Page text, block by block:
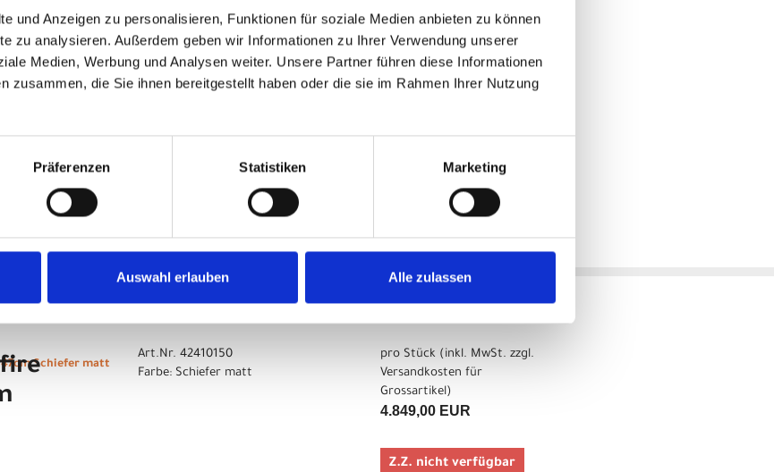
und Anzeigen zu personalisieren, Funktionen für soziale Medien anbieten zu können
zu analysieren. Außerdem geben wir Informationen zu Ihrer Verwendung unserer
Medien, Werbung und Analysen weiter. Unsere Partner führen diese Informationen
zusammen, die Sie ihnen bereitgestellt haben oder die sie im Rahmen Ihrer Nutzung
Präferenzen Statistiken Marketing
Auswahl erlauben Alle zulassen
Remote
* 4 Ampere
47cm Schiefer matt
Art.Nr. 42410150
Farbe: Schiefer matt
pro Stück (inkl. MwSt. zzgl.
Versandkosten für
Grossartikel)
4.849,00 EUR
Z.Z. nicht verfügbar